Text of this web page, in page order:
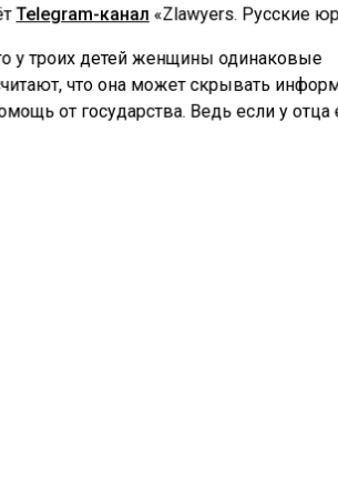
Telegram-канал «Zlawyers. Русские
у троих детей женщины одинаковые
что она может скрывать
от государства. Ведь если у отца